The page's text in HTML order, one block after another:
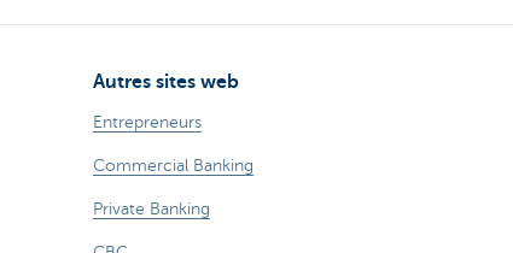
Autres sites web
Entrepreneurs
Commercial Banking
Private Banking